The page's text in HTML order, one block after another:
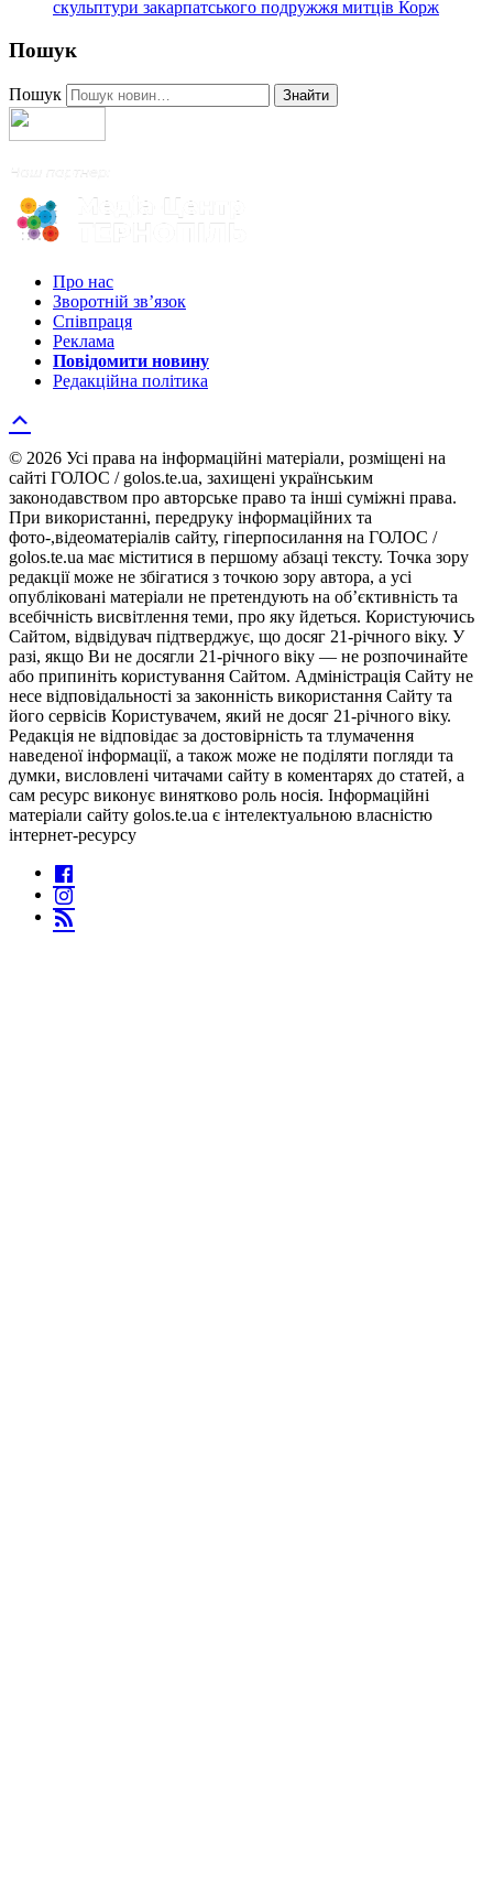
скульптури закарпатського подружжя митців Корж
Пошук
Пошук Знайти
Про нас
Зворотній зв’язок
Співпраця
Реклама
Повідомити новину
Редакційна політика
© 2026 Усі права на інформаційні матеріали, розміщені на
сайті ГОЛОС / golos.te.ua, захищені українським
законодавством про авторське право та інші суміжні права.
При використанні, передруку інформаційних та
фото-,відеоматеріалів сайту, гіперпосилання на ГОЛОС /
golos.te.ua має міститися в першому абзаці тексту. Точка зору
редакції може не збігатися з точкою зору автора, а усі
опубліковані матеріали не претендують на об’єктивність та
всебічність висвітлення теми, про яку йдеться. Користуючись
Сайтом, відвідувач підтверджує, що досяг 21-річного віку. У
разі, якщо Ви не досягли 21-річного віку — не розпочинайте
або припиніть користування Сайтом. Адміністрація Сайту не
несе відповідальності за законність використання Сайту та
його сервісів Користувачем, який не досяг 21-річного віку.
Редакція не відповідає за достовірність та тлумачення
наведеної інформації, а також може не поділяти погляди та
думки, висловлені читачами сайту в коментарях до статей, а
сам ресурс виконує винятково роль носія. Інформаційні
матеріали сайту golos.te.ua є інтелектуальною власністю
інтернет-ресурсу